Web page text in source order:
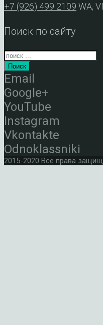
+7 (926) 499 2109 WA,
Поиск по сайту
Поиск
Email
Google+
YouTube
Instagram
Vkontakte
Odnoklassniki
2015-2020 Все права